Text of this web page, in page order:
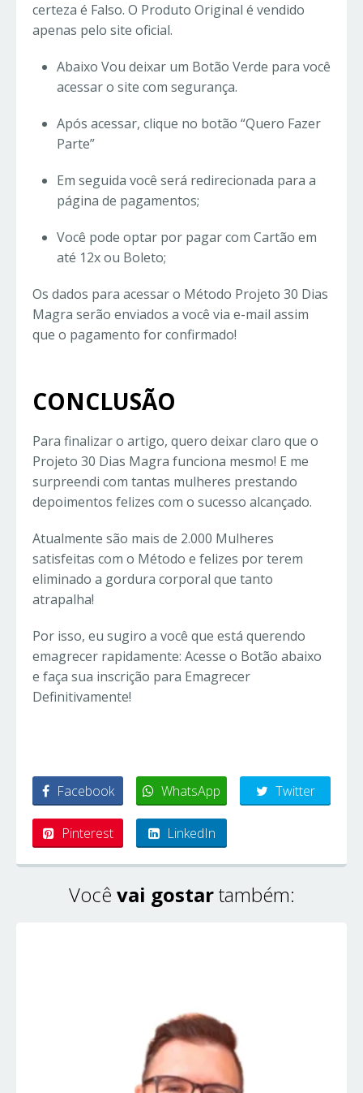
certeza é Falso. O Produto Original é vendido
apenas pelo site oficial.
Abaixo Vou deixar um Botão Verde para você
acessar o site com segurança.
Após acessar, clique no botão “Quero Fazer
Parte”
Em seguida você será redirecionada para a
página de pagamentos;
Você pode optar por pagar com Cartão em
até 12x ou Boleto;
Os dados para acessar o Método Projeto 30 Dias
Magra serão enviados a você via e-mail assim
que o pagamento for confirmado!
CONCLUSÃO
Para finalizar o artigo, quero deixar claro que o
Projeto 30 Dias Magra funciona mesmo! E me
surpreendi com tantas mulheres prestando
depoimentos felizes com o sucesso alcançado.
Atualmente são mais de 2.000 Mulheres
satisfeitas com o Método e felizes por terem
eliminado a gordura corporal que tanto
atrapalha!
Por isso, eu sugiro a você que está querendo
emagrecer rapidamente: Acesse o Botão abaixo
e faça sua inscrição para Emagrecer
Definitivamente!
Facebook WhatsApp Twitter
Pinterest LinkedIn
Você vai gostartambém: